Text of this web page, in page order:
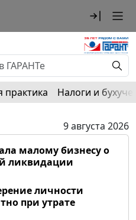
практика Налоги и
9 августа 2026
малому бизнесу о
ликвидации
личности
при утрате